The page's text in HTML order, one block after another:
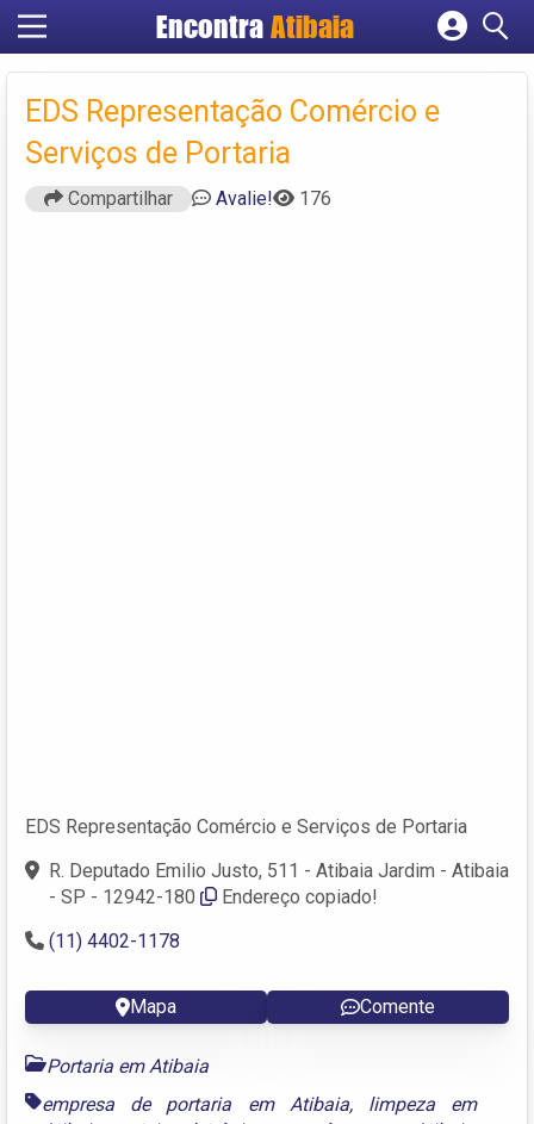
Encontra Atibaia
Cadastrar empresa
Fazer login
Criar conta
EDS Representação Comércio e
Serviços de Portaria
Compartilhar Avalie! 176
EDS Representação Comércio e Serviços de Portaria
R. Deputado Emilio Justo, 511 - Atibaia Jardim - Atibaia
- SP - 12942-180
Endereço copiado!
(11) 4402-1178
Mapa Comente
Portaria em Atibaia
empresa de portaria em Atibaia, limpeza em